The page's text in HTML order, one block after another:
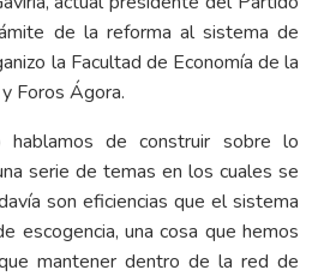
de la reforma al sistema de
la Facultad de Economía de la
Foros Ágora.
hablamos de construir sobre lo
serie de temas en los cuales se
son eficiencias que el sistema
escogencia, una cosa que hemos
mantener dentro de la red de